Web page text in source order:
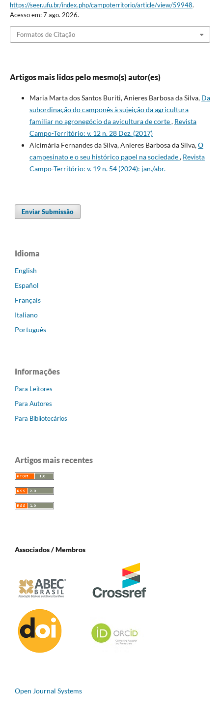
https://seer.ufu.br/index.php/campoterritorio/article/view/59948.
Acesso em: 7 ago. 2026.
Formatos de Citação
Artigos mais lidos pelo mesmo(s) autor(es)
Maria Marta dos Santos Buriti, Anieres Barbosa da Silva, Da
subordinação do camponês à sujeição da agricultura
familiar no agronegócio da avicultura de corte, Revista
Campo-Território: v. 12 n. 28 Dez. (2017)
Alcimária Fernandes da Silva, Anieres Barbosa da Silva,O
campesinato e o seu histórico papel na sociedade, Revista
Campo-Território: v. 19 n. 54 (2024): jan./abr.
Enviar Submissão
Idioma
English
Español
Français
Italiano
Português
Informações
Para Leitores
Para Autores
Para Bibliotecários
Artigos mais recentes
Associados / Membros
Open Journal Systems